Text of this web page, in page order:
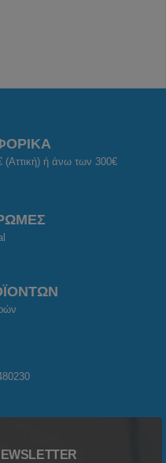
(Αττική) ή άνω των 300€